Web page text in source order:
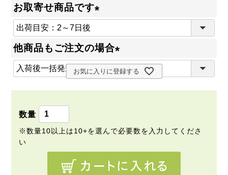
お取寄せ商品です
必
)
他商品もご注文の場合
(
必
お気に入りに登録する